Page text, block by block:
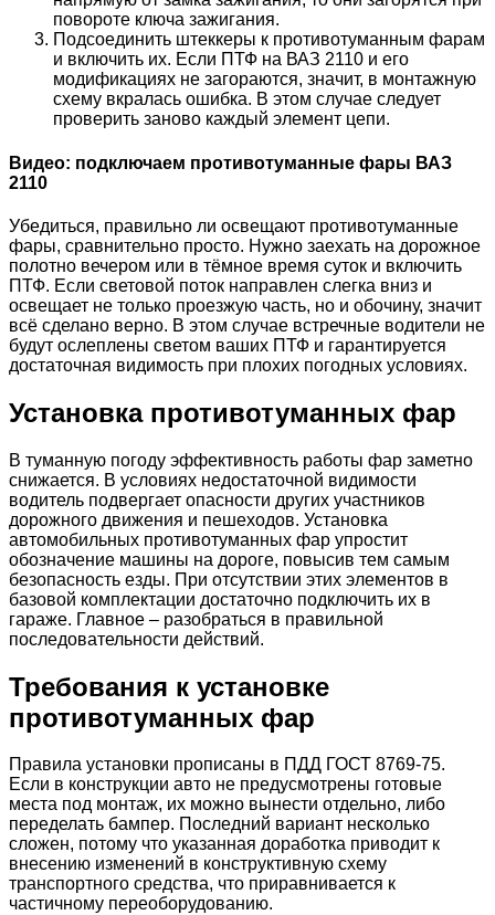
повороте ключа зажигания.
Подсоединить штеккеры к противотуманным фарам
и включить их. Если ПТФ на ВАЗ 2110 и его
модификациях не загораются, значит, в монтажную
схему вкралась ошибка. В этом случае следует
проверить заново каждый элемент цепи.
Видео: подключаем противотуманные фары ВАЗ
2110
Убедиться, правильно ли освещают противотуманные
фары, сравнительно просто. Нужно заехать на дорожное
полотно вечером или в тёмное время суток и включить
ПТФ. Если световой поток направлен слегка вниз и
освещает не только проезжую часть, но и обочину, значит
всё сделано верно. В этом случае встречные водители не
будут ослеплены светом ваших ПТФ и гарантируется
достаточная видимость при плохих погодных условиях.
Установка противотуманных фар
В туманную погоду эффективность работы фар заметно
снижается. В условиях недостаточной видимости
водитель подвергает опасности других участников
дорожного движения и пешеходов. Установка
автомобильных противотуманных фар упростит
обозначение машины на дороге, повысив тем самым
безопасность езды. При отсутствии этих элементов в
базовой комплектации достаточно подключить их в
гараже. Главное – разобраться в правильной
последовательности действий.
Требования к установке
противотуманных фар
Правила установки прописаны в ПДД ГОСТ 8769-75.
Если в конструкции авто не предусмотрены готовые
места под монтаж, их можно вынести отдельно, либо
переделать бампер. Последний вариант несколько
сложен, потому что указанная доработка приводит к
внесению изменений в конструктивную схему
транспортного средства, что приравнивается к
частичному переоборудованию.